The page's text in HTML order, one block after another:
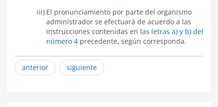
El pronunciamiento por parte del organismo
administrador se efectuará de acuerdo a las
instrucciones contenidas en las letras a) y b) del
número 4 precedente, según corresponda.
anterior siguiente